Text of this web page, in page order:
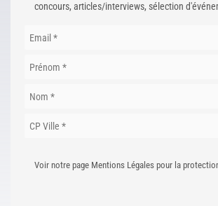
concours, articles/interviews, sélection
Voir notre page Mentions Légales pour la